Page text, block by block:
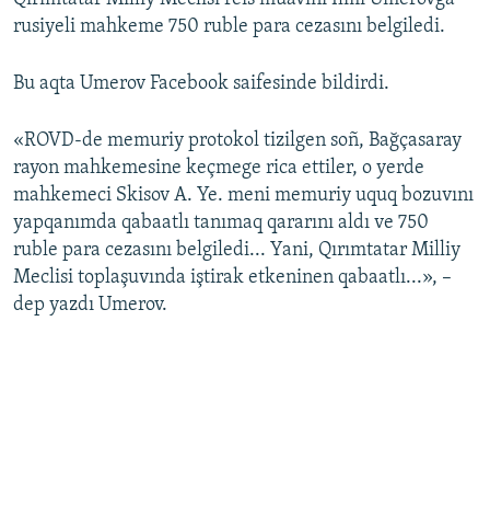
RFE/RS bütün saytları
rusiyeli mahkeme 750 ruble para cezasını belgiledi.
Bu aqta Umerov Facebook saifesinde bildirdi.
«ROVD-de memuriy protokol tizilgen soñ, Bağçasaray
rayon mahkemesine keçmege rica ettiler, o yerde
mahkemeci Skisov A. Ye. meni memuriy uquq bozuvını
yapqanımda qabaatlı tanımaq qararını aldı ve 750
ruble para cezasını belgiledi... Yani, Qırımtatar Milliy
Meclisi toplaşuvında iştirak etkeninen qabaatlı...», –
dep yazdı Umerov.